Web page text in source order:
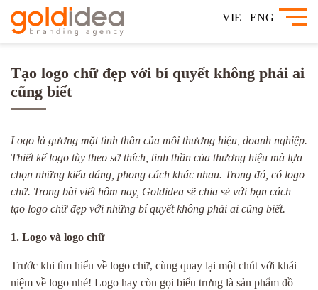
VIE ENG
Tạo logo chữ đẹp với bí quyết không phải ai
cũng biết
Logo là gương mặt tinh thần của mỗi thương hiệu, doanh nghiệp.
Thiết kế logo tùy theo sở thích, tinh thần của thương hiệu mà lựa
chọn những kiểu dáng, phong cách khác nhau. Trong đó, có logo
chữ. Trong bài viết hôm nay, Goldidea sẽ chia sẻ với bạn cách
tạo logo chữ đẹp với những bí quyết không phải ai cũng biết.
1. Logo và logo chữ
Trước khi tìm hiểu về logo chữ, cùng quay lại một chút với khái
niệm về logo nhé! Logo hay còn gọi biểu trưng là sản phẩm đồ